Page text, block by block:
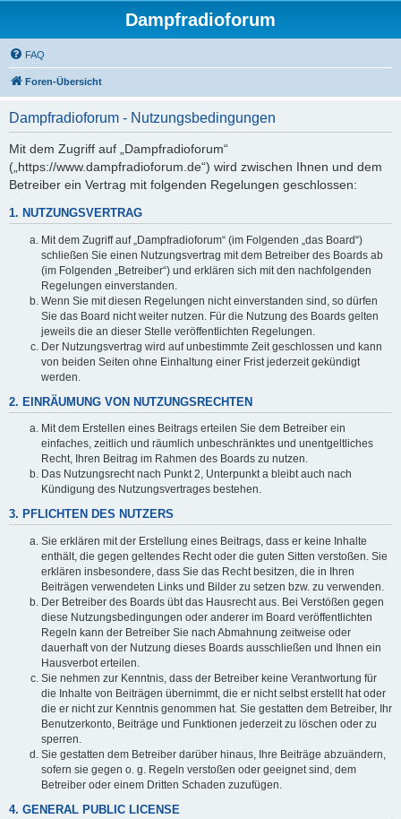
Dampfradioforum
FAQ
Foren-Übersicht
Dampfradioforum - Nutzungsbedingungen
Mit dem Zugriff auf „Dampfradioforum“
(„https://www.dampfradioforum.de“) wird zwischen Ihnen und dem
Betreiber ein Vertrag mit folgenden Regelungen geschlossen:
1. NUTZUNGSVERTRAG
Mit dem Zugriff auf „Dampfradioforum“ (im Folgenden „das Board“)
schließen Sie einen Nutzungsvertrag mit dem Betreiber des Boards ab
(im Folgenden „Betreiber“) und erklären sich mit den nachfolgenden
Regelungen einverstanden.
Wenn Sie mit diesen Regelungen nicht einverstanden sind, so dürfen
Sie das Board nicht weiter nutzen. Für die Nutzung des Boards gelten
jeweils die an dieser Stelle veröffentlichten Regelungen.
Der Nutzungsvertrag wird auf unbestimmte Zeit geschlossen und kann
von beiden Seiten ohne Einhaltung einer Frist jederzeit gekündigt
werden.
2. EINRÄUMUNG VON NUTZUNGSRECHTEN
Mit dem Erstellen eines Beitrags erteilen Sie dem Betreiber ein
einfaches, zeitlich und räumlich unbeschränktes und unentgeltliches
Recht, Ihren Beitrag im Rahmen des Boards zu nutzen.
Das Nutzungsrecht nach Punkt 2, Unterpunkt a bleibt auch nach
Kündigung des Nutzungsvertrages bestehen.
3. PFLICHTEN DES NUTZERS
Sie erklären mit der Erstellung eines Beitrags, dass er keine Inhalte
enthält, die gegen geltendes Recht oder die guten Sitten verstoßen. Sie
erklären insbesondere, dass Sie das Recht besitzen, die in Ihren
Beiträgen verwendeten Links und Bilder zu setzen bzw. zu verwenden.
Der Betreiber des Boards übt das Hausrecht aus. Bei Verstößen gegen
diese Nutzungsbedingungen oder anderer im Board veröffentlichten
Regeln kann der Betreiber Sie nach Abmahnung zeitweise oder
dauerhaft von der Nutzung dieses Boards ausschließen und Ihnen ein
Hausverbot erteilen.
Sie nehmen zur Kenntnis, dass der Betreiber keine Verantwortung für
die Inhalte von Beiträgen übernimmt, die er nicht selbst erstellt hat oder
die er nicht zur Kenntnis genommen hat. Sie gestatten dem Betreiber, Ihr
Benutzerkonto, Beiträge und Funktionen jederzeit zu löschen oder zu
sperren.
Sie gestatten dem Betreiber darüber hinaus, Ihre Beiträge abzuändern,
sofern sie gegen o. g. Regeln verstoßen oder geeignet sind, dem
Betreiber oder einem Dritten Schaden zuzufügen.
4. GENERAL PUBLIC LICENSE